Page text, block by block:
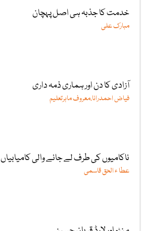
خدمت کا جذبہ ہی اصل پہچان
مبارک علی
آزادی کا دن اور ہماری ذمہ داری
فیاض احمدرانا،معروف ماہرتعلیم
ناکامیوں کی طرف لے جانے والی کامیابیاں
عطا ء الحق قاسمی